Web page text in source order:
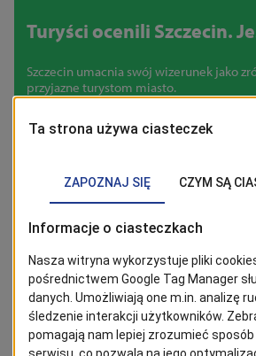
Turyści ocenili Szczecin.
Szczecin umacnia swój wizerunek jako
przyjazne turystom miasto.
08/12/2025
Mieszkańcy